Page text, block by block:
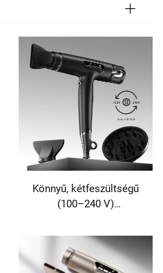
Könnyű, kétfeszültségű
(100–240 V)